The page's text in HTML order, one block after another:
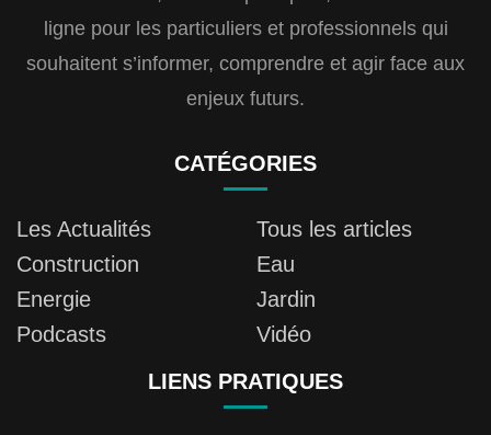
ligne pour les particuliers et professionnels qui
souhaitent s’informer, comprendre et agir face aux
enjeux futurs.
CATÉGORIES
Les Actualités
Tous les articles
Construction
Eau
Energie
Jardin
Podcasts
Vidéo
LIENS PRATIQUES